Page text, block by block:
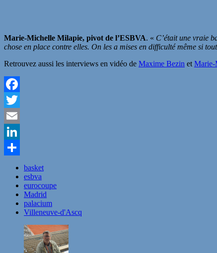
Marie-Michelle Milapie, pivot de l’ESBVA. « C’était une vraie
chose en place contre elles. On les a mises en difficulté même si
Retrouvez aussi les interviews en vidéo de Maxime Bezin et Marie-
Facebook
Twitter
Email
LinkedIn
Partager
basket
esbva
eurocoupe
Madrid
palacium
Villeneuve-d'Ascq